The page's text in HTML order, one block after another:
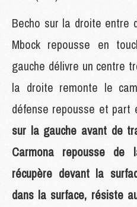
Becho sur la droite entre
Mbock repousse en
gauche délivre un centre
la droite remonte le
défense repousse et part
sur la gauche avant de
Carmona repousse de
récupère devant la
dans la surface, résiste